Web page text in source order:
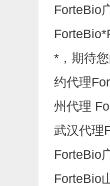
ForteBio
ForteBio*
*，期待
约代理
州代理
武汉代理
ForteBio
ForteBio